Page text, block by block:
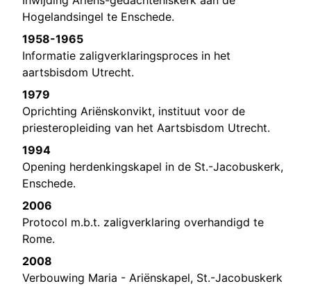
Hogelandsingel te Enschede.
1958-1965
Informatie zaligverklaringsproces in het
aartsbisdom Utrecht.
1979
Oprichting Ariënskonvikt, instituut voor de
priesteropleiding van het Aartsbisdom Utrecht.
1994
Opening herdenkingskapel in de St.-Jacobuskerk,
Enschede.
2006
Protocol m.b.t. zaligverklaring overhandigd te
Rome.
2008
Verbouwing Maria - Ariënskapel, St.-Jacobuskerk